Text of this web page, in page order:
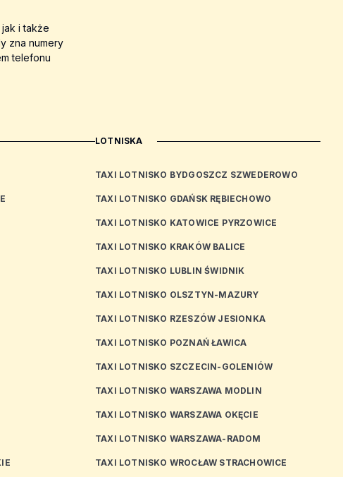
i także
zna numery
telefonu
LOTNISKA
TAXI LOTNISKO BYDGOSZCZ SZWEDEROWO
TAXI LOTNISKO GDAŃSK RĘBIECHOWO
TAXI LOTNISKO KATOWICE PYRZOWICE
TAXI LOTNISKO KRAKÓW BALICE
TAXI LOTNISKO LUBLIN ŚWIDNIK
TAXI LOTNISKO OLSZTYN-MAZURY
TAXI LOTNISKO RZESZÓW JESIONKA
TAXI LOTNISKO POZNAŃ ŁAWICA
TAXI LOTNISKO SZCZECIN-GOLENIÓW
TAXI LOTNISKO WARSZAWA MODLIN
TAXI LOTNISKO WARSZAWA OKĘCIE
TAXI LOTNISKO WARSZAWA-RADOM
TAXI LOTNISKO WROCŁAW STRACHOWICE